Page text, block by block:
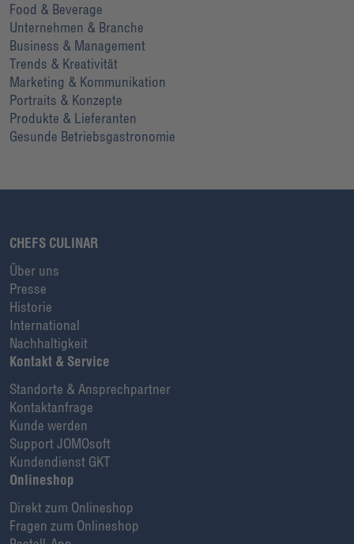
Food & Beverage
Unternehmen & Branche
Business & Management
Trends & Kreativität
Marketing & Kommunikation
Portraits & Konzepte
Produkte & Lieferanten
Gesunde Betriebsgastronomie
CHEFS CULINAR
Über uns
Presse
Historie
International
Nachhaltigkeit
Kontakt & Service
Standorte & Ansprechpartner
Kontaktanfrage
Kunde werden
Support JOMOsoft
Kundendienst GKT
Onlineshop
Direkt zum Onlineshop
Fragen zum Onlineshop